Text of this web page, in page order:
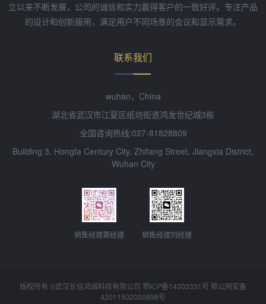
立以来不断发展，公司的诚信和实力赢得客户的一致好评。专注产品
的设计和创新服用，满足用户不同场景的会议和显示需求。
联系我们
wuhan，China
湖北省武汉市江夏区纸坊街道鸿发世纪城3栋
全国咨询热线:027-81828809
Building 3, Hongfa Century City, Zhifang Street, Jiangxia District,
Wuhan City
销售经理黄经理 销售经理刘经理
版权所有 ©武汉长信鸿诚科技有限公司 鄂ICP备14003331号 鄂公网安备
42011502000898号